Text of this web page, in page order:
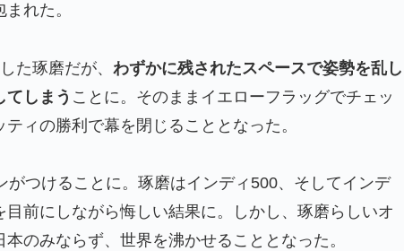
れた。
た琢磨だが、わずかに残されたスペースで姿勢を乱し
しまう ことに。そのままイエローフラッグでチェッ
ィの勝利で幕を閉じることとなった。
つけることに。琢磨はインディ500、そしてインデ
前にしながら悔しい結果に。しかし、琢磨らしいオ
のみならず、世界を沸かせることとなった。